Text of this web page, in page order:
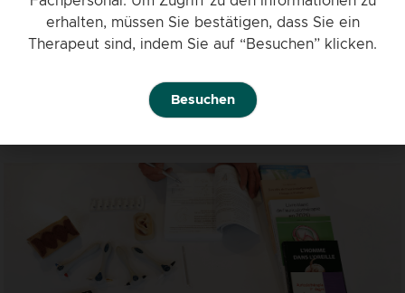
Photonenmedizin, der Aurikulomedizin und bei jeglicher
Lichtstimulation des Körpers.
Mehr erfahren
erhalten, müssen Sie bestätigen, dass Sie ein
Therapeut sind, indem Sie auf “Besuchen” klicken.
Besuchen